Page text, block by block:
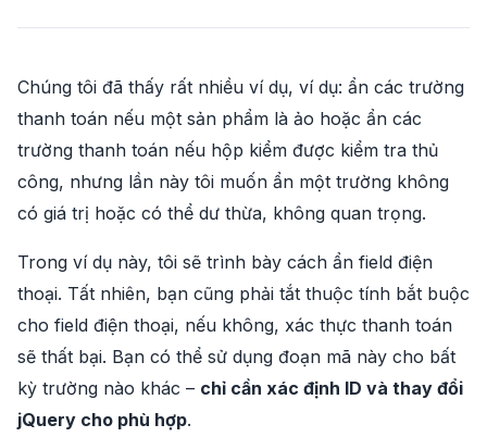
Chúng tôi đã thấy rất nhiều ví dụ, ví dụ: ẩn các trường
thanh toán nếu một sản phẩm là ảo hoặc ẩn các
trường thanh toán nếu hộp kiểm được kiểm tra thủ
công, nhưng lần này tôi muốn ẩn một trường không
có giá trị hoặc có thể dư thừa, không quan trọng.
Trong ví dụ này, tôi sẽ trình bày cách ẩn field điện
thoại. Tất nhiên, bạn cũng phải tắt thuộc tính bắt buộc
cho field điện thoại, nếu không, xác thực thanh toán
sẽ thất bại. Bạn có thể sử dụng đoạn mã này cho bất
kỳ trường nào khác – chỉ cần xác định ID và thay đổi
jQuery cho phù hợp.